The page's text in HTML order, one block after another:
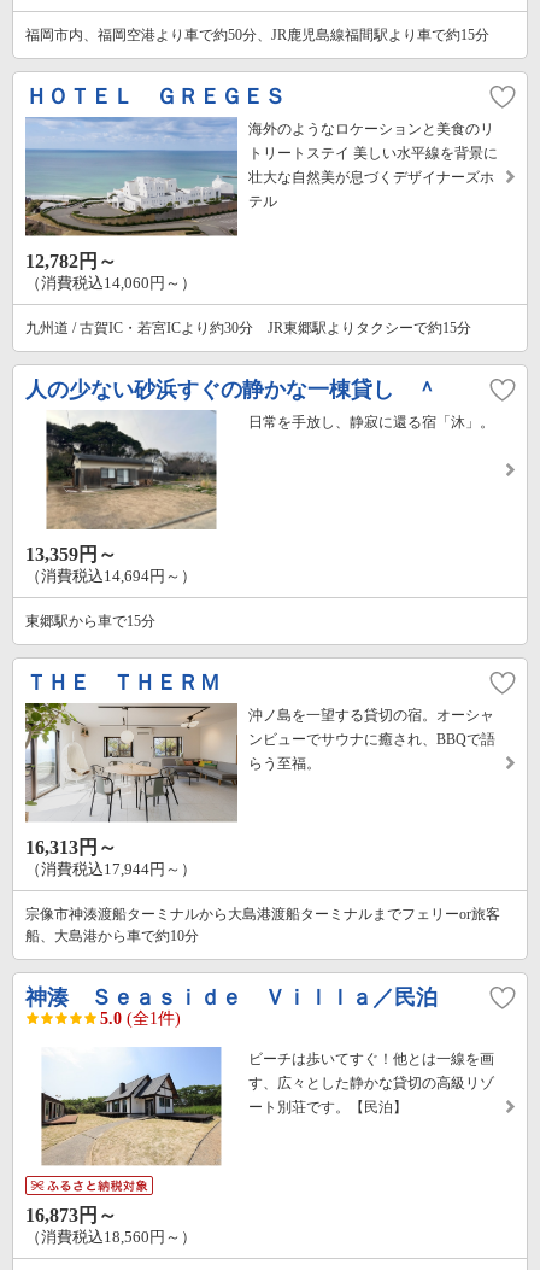
福岡市内、福岡空港より車で約50分、JR鹿児島線福間駅より車で約15分
ＨＯＴＥＬ ＧＲＥＧＥＳ
海外のようなロケーションと美食のリ
トリートステイ 美しい水平線を背景に
壮大な自然美が息づくデザイナーズホ
テル
12,782円～
（消費税込14,060円～）
九州道 / 古賀IC・若宮ICより約30分 JR東郷駅よりタクシーで約15分
人の少ない砂浜すぐの静かな一棟貸し ＾
日常を手放し、静寂に還る宿「沐」。
13,359円～
（消費税込14,694円～）
東郷駅から車で15分
ＴＨＥ ＴＨＥＲＭ
沖ノ島を一望する貸切の宿。オーシャ
ンビューでサウナに癒され、BBQで語
らう至福。
16,313円～
（消費税込17,944円～）
宗像市神湊渡船ターミナルから大島港渡船ターミナルまでフェリーor旅客
船、大島港から車で約10分
神湊 Ｓｅａｓｉｄｅ Ｖｉｌｌａ／民泊
5.0 (全1件)
ビーチは歩いてすぐ！他とは一線を画
す、広々とした静かな貸切の高級リゾ
ート別荘です。【民泊】
16,873円～
（消費税込18,560円～）